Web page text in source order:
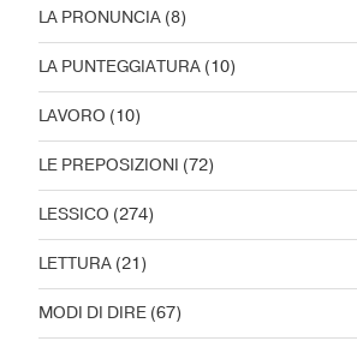
LA PRONUNCIA (8)
LA PUNTEGGIATURA (10)
LAVORO (10)
LE PREPOSIZIONI (72)
LESSICO (274)
LETTURA (21)
MODI DI DIRE (67)